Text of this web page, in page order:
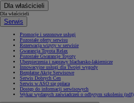
Dla właścicieli
Dla właścicieli
Serwis
Promocje i sezonowe usługi
Pozostałe oferty serwisu
Rezerwacja wizyty w serwisie
Gwarancja Toyota Relax
Pozostałe Gwarancje Toyoty
Ubezpieczenia i naprawy blacharsko-lakiernicze
Innowacyjne usługi dla Twojej wygody
Bezpłatne Akcje Serwisowe
Serwis Dobrych Cen
Serwis w ASO się opłaca
Dostęp do informacji serwisowych
Wykaz wydanych zaświadczeń o odbytym szkoleniu (pdf)